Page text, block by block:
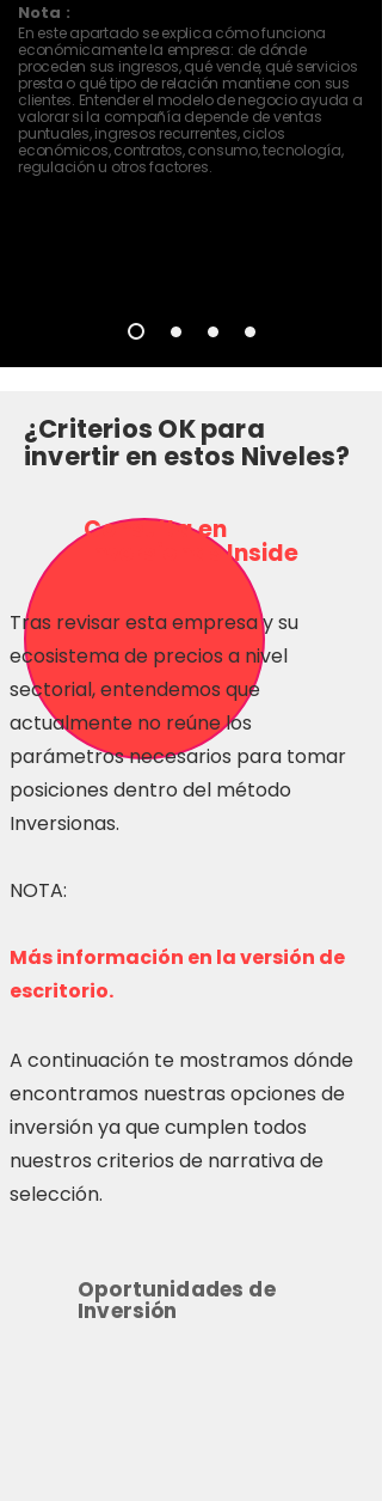
Nota :
En este apartado se explica cómo funciona
económicamente la empresa: de dónde
proceden sus ingresos, qué vende, qué servicios
presta o qué tipo de relación mantiene con sus
clientes. Entender el modelo de negocio ayuda a
valorar si la compañía depende de ventas
puntuales, ingresos recurrentes, ciclos
económicos, contratos, consumo, tecnología,
regulación u otros factores.
¿Criterios OK para
invertir en estos Niveles?
Consulta en
Inversionas Inside
Tras revisar esta empresa y su
ecosistema de precios a nivel
sectorial, entendemos que
actualmente no reúne los
parámetros necesarios para tomar
posiciones dentro del método
Inversionas.
NOTA:
Más información en la versión de
escritorio.
A continuación te mostramos dónde
encontramos nuestras opciones de
inversión ya que cumplen todos
nuestros criterios de narrativa de
selección.
Oportunidades de
Inversión